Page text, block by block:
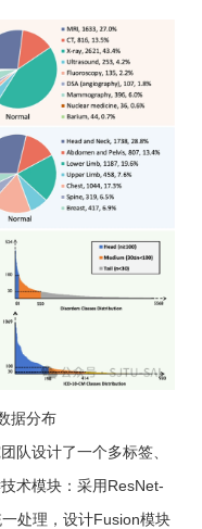
据分布
队设计了一个多标签、
术模块：采用ResNet-
处理，设计Fusion模块